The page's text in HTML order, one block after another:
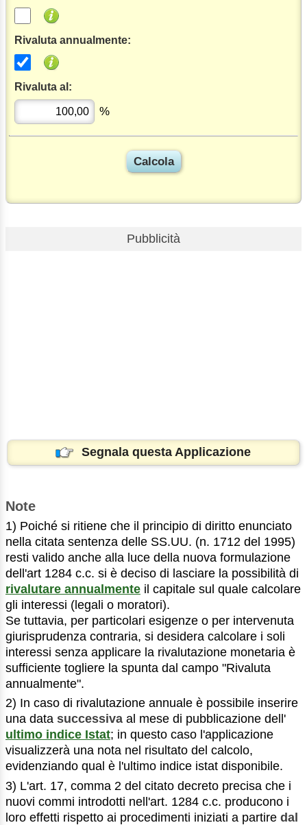
Rivaluta annualmente:
Rivaluta al:
%
Pubblicità
Segnala questa Applicazione
Note
1) Poiché si ritiene che il principio di diritto enunciato
nella citata sentenza delle SS.UU. (n. 1712 del 1995)
resti valido anche alla luce della nuova formulazione
dell'art 1284 c.c. si è deciso di lasciare la possibilità di
rivalutare annualmente il capitale sul quale calcolare
gli interessi (legali o moratori).
Se tuttavia, per particolari esigenze o per intervenuta
giurisprudenza contraria, si desidera calcolare i soli
interessi senza applicare la rivalutazione monetaria è
sufficiente togliere la spunta dal campo "Rivaluta
annualmente".
2) In caso di rivalutazione annuale è possibile inserire
una data successiva al mese di pubblicazione dell'
ultimo indice Istat; in questo caso l'applicazione
visualizzerà una nota nel risultato del calcolo,
evidenziando qual è l'ultimo indice istat disponibile.
3) L'art. 17, comma 2 del citato decreto precisa che i
nuovi commi introdotti nell'art. 1284 c.c. producono i
loro effetti rispetto ai procedimenti iniziati a partire dal